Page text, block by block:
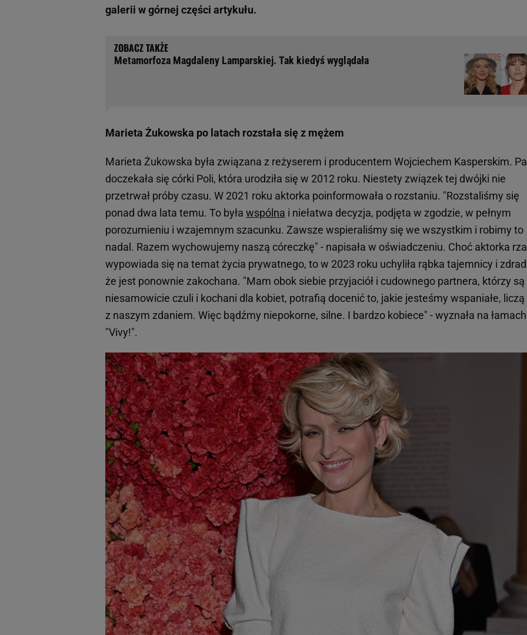
galerii w górnej części artykułu.
Metamorfoza Magdaleny Lamparskiej. Tak kiedyś wyglądała
Marieta Żukowska po latach rozstała się z mężem
Marieta Żukowska była związana z reżyserem i producentem Wojciechem Kasperskim.
doczekała się córki Poli, która urodziła się w 2012 roku. Niestety związek tej dwójki nie
przetrwał próby czasu. W 2021 roku aktorka poinformowała o rozstaniu. "Rozstaliśmy się
ponad dwa lata temu. To była wspólna i niełatwa decyzja, podjęta w zgodzie, w pełnym
porozumieniu i wzajemnym szacunku. Zawsze wspieraliśmy się we wszystkim i robimy to
nadal. Razem wychowujemy naszą córeczkę" - napisała w oświadczeniu. Choć aktorka
wypowiada się na temat życia prywatnego, to w 2023 roku uchyliła rąbka tajemnicy i
że jest ponownie zakochana. "Mam obok siebie przyjaciół i cudownego partnera, którzy są
niesamowicie czuli i kochani dla kobiet, potrafią docenić to, jakie jesteśmy wspaniałe, liczą
z naszym zdaniem. Więc bądźmy niepokorne, silne. I bardzo kobiece" - wyznała na łamach
"Vivy!".